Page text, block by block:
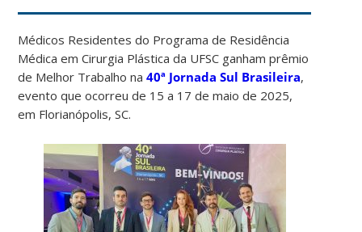
Médicos Residentes do Programa de Residência
Médica em Cirurgia Plástica da UFSC ganham prêmio
de Melhor Trabalho na40ª Jornada Sul Brasileira,
evento que ocorreu de 15 a 17 de maio de 2025,
em Florianópolis, SC.